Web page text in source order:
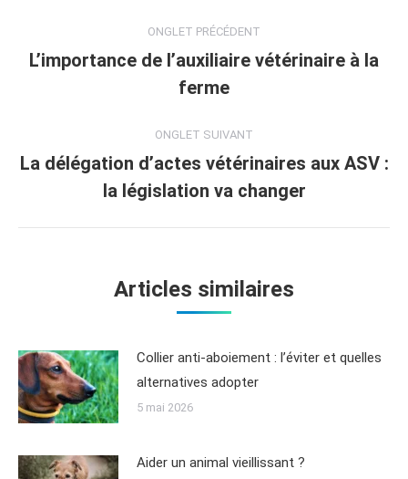
ONGLET PRÉCÉDENT
L’importance de l’auxiliaire vétérinaire à la
ferme
ONGLET SUIVANT
La délégation d’actes vétérinaires aux ASV :
la législation va changer
Articles similaires
Collier anti-aboiement : l’éviter et quelles
alternatives adopter
5 mai 2026
Aider un animal vieillissant ?